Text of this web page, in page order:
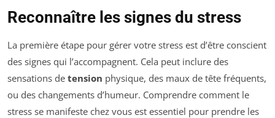
Reconnaître les signes du stress
La première étape pour gérer votre stress est d’être conscient
des signes qui l’accompagnent. Cela peut inclure des
sensations de tension physique, des maux de tête fréquents,
ou des changements d’humeur. Comprendre comment le
stress se manifeste chez vous est essentiel pour prendre les